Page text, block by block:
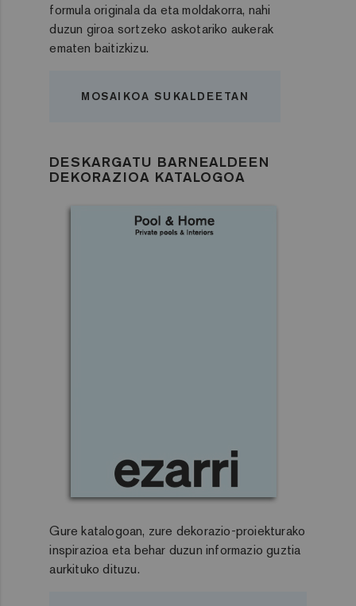
formula originala da eta moldakorra, nahi
duzun giroa sortzeko askotariko aukerak
ematen baitizkizu.
MOSAIKOA SUKALDEETAN
DESKARGATU BARNEALDEEN
DEKORAZIOA KATALOGOA
Gure katalogoan, zure dekorazio-proiekturako
inspirazioa eta behar duzun informazio guztia
aurkituko dituzu.